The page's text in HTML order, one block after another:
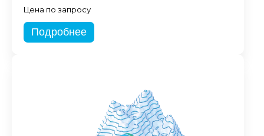
Цена по запросу
Подробнее